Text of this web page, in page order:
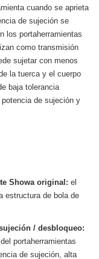
cuando se aprieta
de sujeción se
los portaherramientas
como transmisión
sujetar con menos
la tuerca y el cuerpo
baja tolerancia
de sujeción y
Showa original: el
estructura de bola de
/ desbloqueo:
portaherramientas
de sujeción, alta